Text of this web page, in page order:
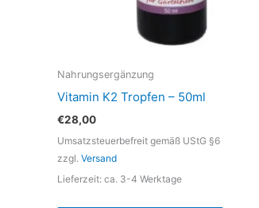
Nahrungsergänzung
Vitamin K2 Tropfen – 50ml
€28,00
Umsatzsteuerbefreit gemäß UStG §6
zzgl. Versand
Lieferzeit: ca. 3-4 Werktage